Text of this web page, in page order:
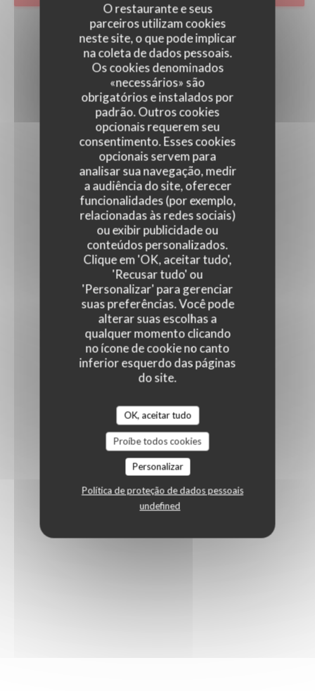
O restaurante e seus
parceiros utilizam cookies
neste site, o que pode implicar
na coleta de dados pessoais.
Os cookies denominados
«necessários» são
obrigatórios e instalados por
padrão. Outros cookies
opcionais requerem seu
consentimento. Esses cookies
opcionais servem para
analisar sua navegação, medir
a audiência do site, oferecer
funcionalidades (por exemplo,
relacionadas às redes sociais)
ou exibir publicidade ou
conteúdos personalizados.
Clique em 'OK, aceitar tudo',
'Recusar tudo' ou
'Personalizar' para gerenciar
suas preferências. Você pode
alterar suas escolhas a
qualquer momento clicando
no ícone de cookie no canto
inferior esquerdo das páginas
do site.
OK, aceitar tudo
Proíbe todos cookies
Personalizar
Política de proteção de dados pessoais
undefined